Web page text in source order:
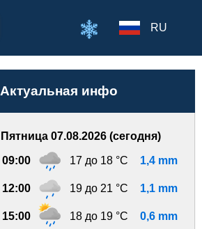
RU
Актуальная инфо
Пятница 07.08.2026 (сегодня)
09:00 17 до 18 °C 1,4 mm
12:00 19 до 21 °C 1,1 mm
15:00 18 до 19 °C 0,6 mm